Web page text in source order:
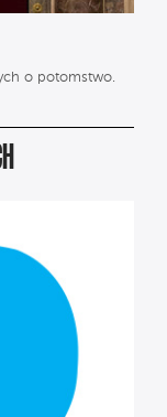
o potomstwo.